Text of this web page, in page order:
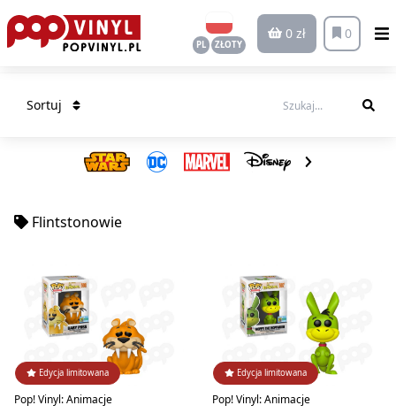
PL ZŁOTY
0 zł 0
Sortuj
Flintstonowie
Edycja limitowana
Pop! Vinyl: Animacje
Edycja limitowana
Pop! Vinyl: Animacje